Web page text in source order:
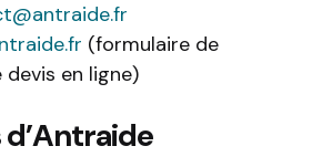
(formulaire de
en ligne)